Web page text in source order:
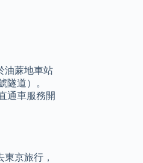
油蔴地車站
隧道）。
通車服務開
京旅行，